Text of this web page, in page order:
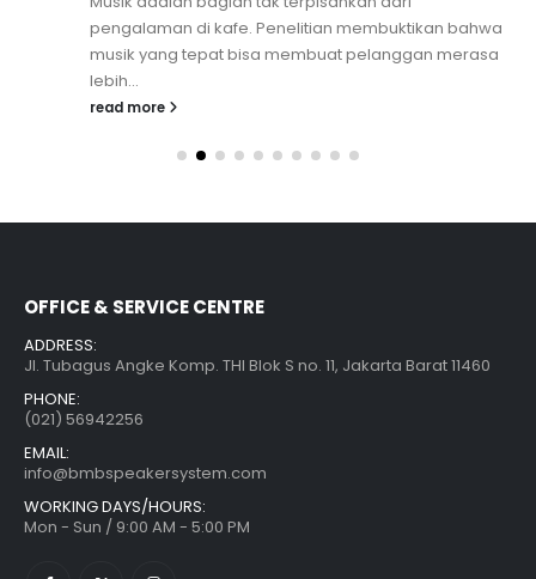
pengalaman di kafe. Penelitian membuktikan bahwa
musik yang tepat bisa membuat pelanggan merasa
lebih...
read more
OFFICE & SERVICE CENTRE
ADDRESS:
Jl. Tubagus Angke Komp. THI Blok S no. 11, Jakarta Barat 11460
PHONE:
(021) 56942256
EMAIL:
info@bmbspeakersystem.com
WORKING DAYS/HOURS:
Mon - Sun / 9:00 AM - 5:00 PM